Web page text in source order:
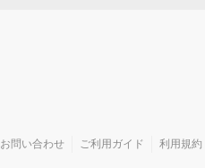
お問い合わせ ご利用ガイド 利用規約